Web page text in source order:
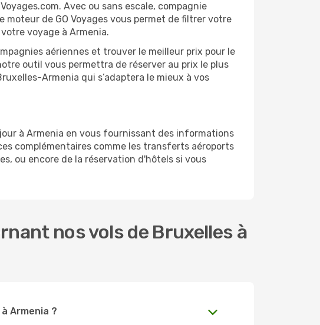
Avec ou sans escale, compagnie
de GO Voyages vous permet de filtrer votre
voyage à Armenia.
aériennes et trouver le meilleur prix pour le
outil vous permettra de réserver au prix le plus
Armenia qui s’adaptera le mieux à vos
à Armenia en vous fournissant des informations
complémentaires comme les transferts aéroports
ou encore de la réservation d'hôtels si vous
nos vols de Bruxelles à
Armenia ?